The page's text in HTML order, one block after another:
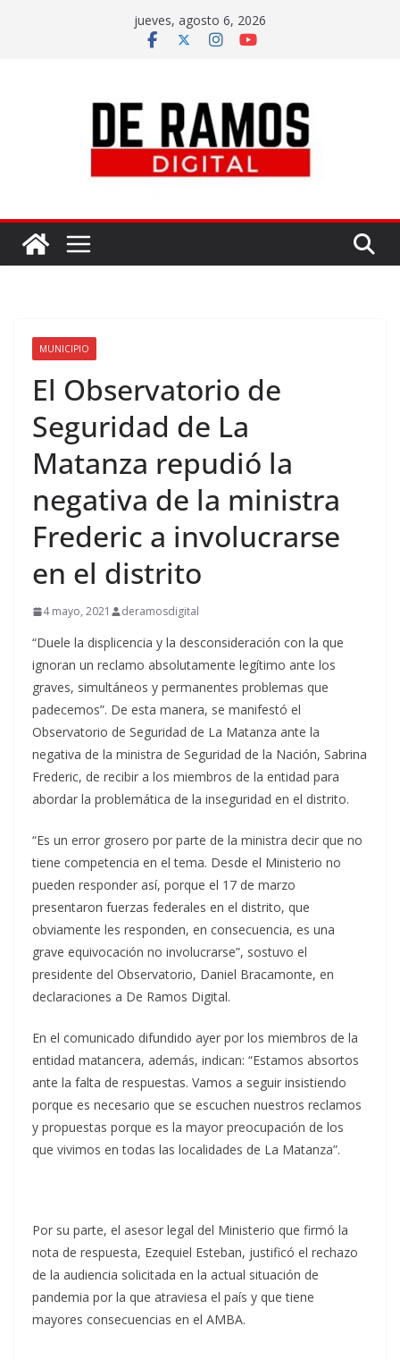
jueves, agosto 6, 2026
MUNICIPIO
El Observatorio de
Seguridad de La
Matanza repudió la
negativa de la ministra
Frederic a involucrarse
en el distrito
4 mayo, 2021 deramosdigital
“Duele la displicencia y la desconsideración con la que
ignoran un reclamo absolutamente legítimo ante los
graves, simultáneos y permanentes problemas que
padecemos”. De esta manera, se manifestó el
Observatorio de Seguridad de La Matanza ante la
negativa de la ministra de Seguridad de la Nación, Sabrina
Frederic, de recibir a los miembros de la entidad para
abordar la problemática de la inseguridad en el distrito.
“Es un error grosero por parte de la ministra decir que no
tiene competencia en el tema. Desde el Ministerio no
pueden responder así, porque el 17 de marzo
presentaron fuerzas federales en el distrito, que
obviamente les responden, en consecuencia, es una
grave equivocación no involucrarse”, sostuvo el
presidente del Observatorio, Daniel Bracamonte, en
declaraciones a De Ramos Digital.
En el comunicado difundido ayer por los miembros de la
entidad matancera, además, indican: “Estamos absortos
ante la falta de respuestas. Vamos a seguir insistiendo
porque es necesario que se escuchen nuestros reclamos
y propuestas porque es la mayor preocupación de los
que vivimos en todas las localidades de La Matanza”.
Por su parte, el asesor legal del Ministerio que firmó la
nota de respuesta, Ezequiel Esteban, justificó el rechazo
de la audiencia solicitada en la actual situación de
pandemia por la que atraviesa el país y que tiene
mayores consecuencias en el AMBA.